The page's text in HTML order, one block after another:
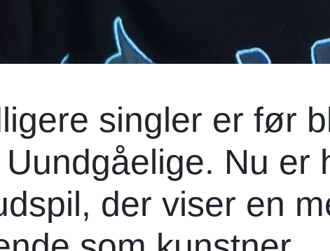
singler er før
Nu er
der viser en